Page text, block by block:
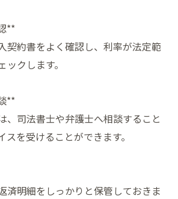
**
契約書をよく確認し、利率が法定範
クします。
**
、司法書士や弁護士へ相談すること
スを受けることができます。
済明細をしっかりと保管しておきま